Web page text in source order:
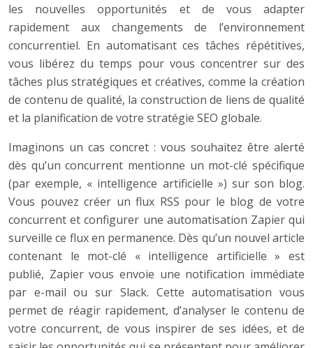
les nouvelles opportunités et de vous adapter
rapidement aux changements de l’environnement
concurrentiel. En automatisant ces tâches répétitives,
vous libérez du temps pour vous concentrer sur des
tâches plus stratégiques et créatives, comme la création
de contenu de qualité, la construction de liens de qualité
et la planification de votre stratégie SEO globale.
Imaginons un cas concret : vous souhaitez être alerté
dès qu’un concurrent mentionne un mot-clé spécifique
(par exemple, « intelligence artificielle ») sur son blog.
Vous pouvez créer un flux RSS pour le blog de votre
concurrent et configurer une automatisation Zapier qui
surveille ce flux en permanence. Dès qu’un nouvel article
contenant le mot-clé « intelligence artificielle » est
publié, Zapier vous envoie une notification immédiate
par e-mail ou sur Slack. Cette automatisation vous
permet de réagir rapidement, d’analyser le contenu de
votre concurrent, de vous inspirer de ses idées, et de